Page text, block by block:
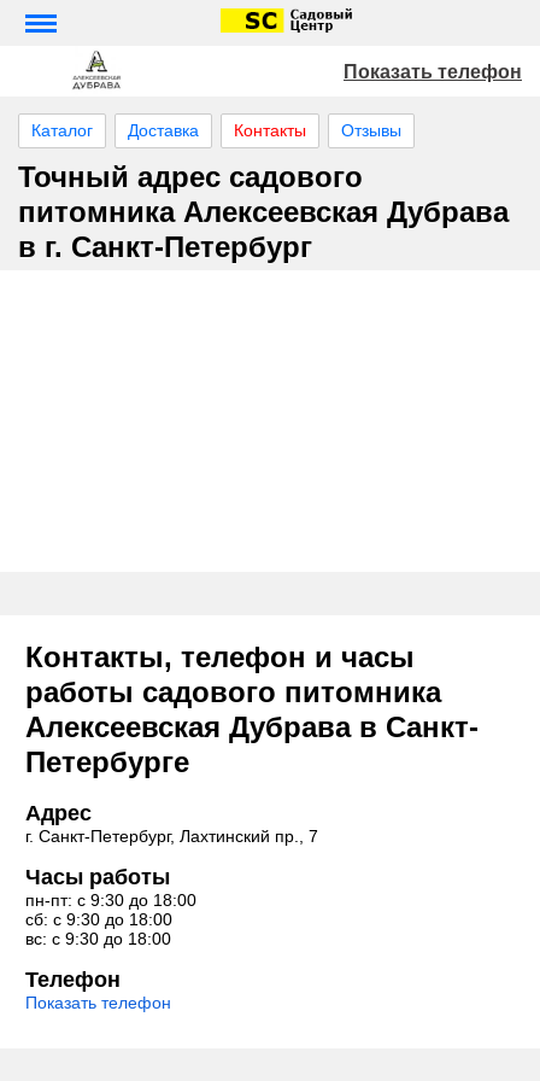
Показать телефон
Каталог Доставка Контакты Отзывы
Точный адрес садового
питомника Алексеевская Дубрава
в г. Санкт-Петербург
Контакты, телефон и часы
работы садового питомника
Алексеевская Дубрава в Санкт-
Петербурге
Адрес
г. Санкт-Петербург, Лахтинский пр., 7
Часы работы
пн-пт: с 9:30 до 18:00
сб: с 9:30 до 18:00
вс: с 9:30 до 18:00
Телефон
Показать телефон